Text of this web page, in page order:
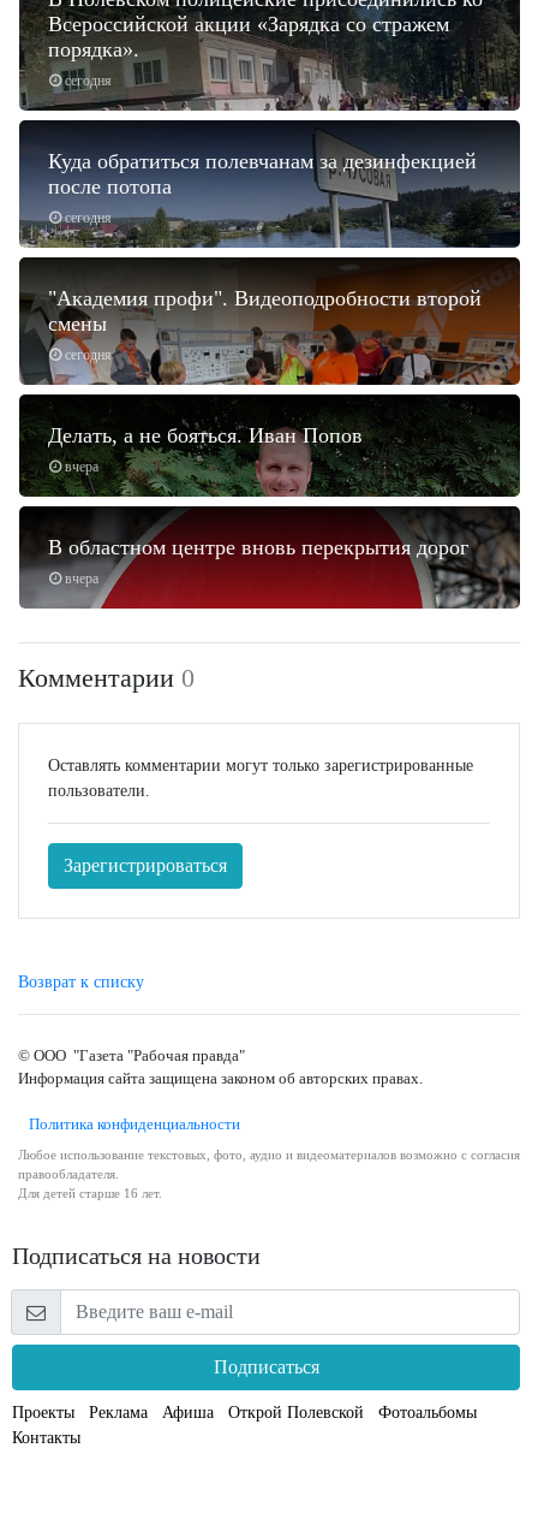
сегодня
Всероссийской акции «Зарядка со стражем
порядка».
сегодня
Куда обратиться полевчанам за дезинфекцией
после потопа
сегодня
"Академия профи". Видеоподробности второй
смены
вчера
Делать, а не бояться. Иван Попов
вчера
В областном центре вновь перекрытия дорог
Комментарии 0
Оставлять комментарии могут только зарегистрированные
пользователи.
Зарегистрироваться
Возврат к списку
© ООО "Газета "Рабочая правда"
Информация сайта защищена законом об авторских правах.
Политика конфиденциальности
Любое использование текстовых, фото, аудио и видеоматериалов возможно с согласия
правообладателя.
Для детей старше 16 лет.
Подписаться на новости
Подписаться
Проекты Реклама Афиша Открой Полевской
Фотоальбомы
Контакты